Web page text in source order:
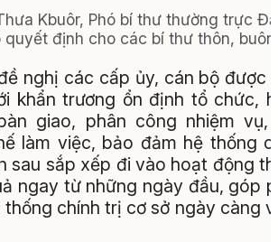
Kbuôr, Phó bí thư thường trực
quyết định cho các bí thư thôn, buôn.
nghị các cấp ủy, cán bộ được
khẩn trương ổn định tổ chức,
giao, phân công nhiệm vụ,
làm việc, bảo đảm hệ thống
sau sắp xếp đi vào hoạt động
ngay từ những ngày đầu, góp
chính trị cơ sở ngày càng